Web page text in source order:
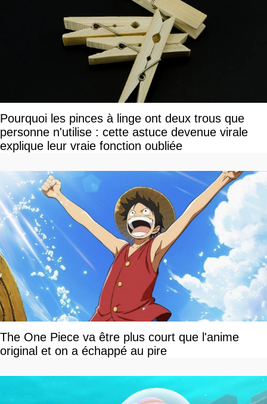
Pourquoi les pinces à linge ont deux trous que
personne n'utilise : cette astuce devenue virale
explique leur vraie fonction oubliée
The One Piece va être plus court que l'anime
original et on a échappé au pire